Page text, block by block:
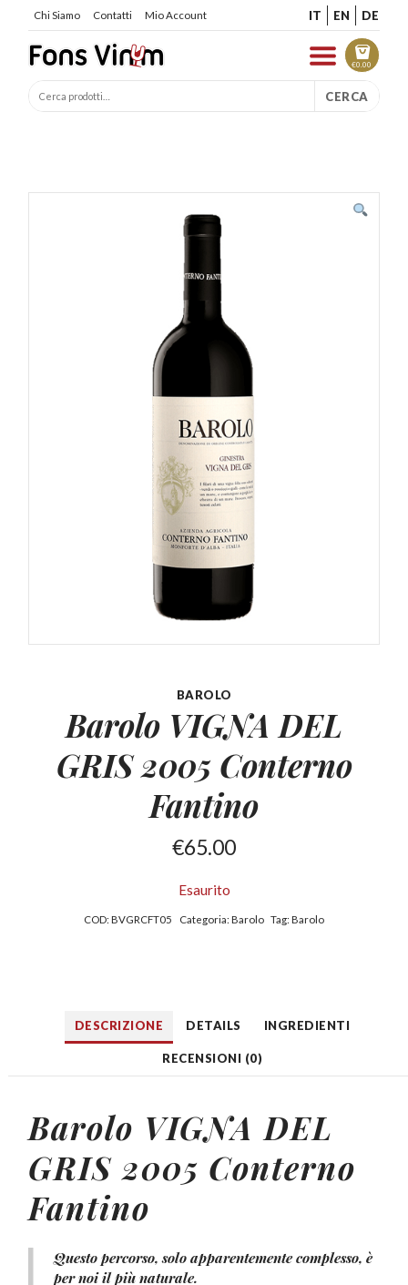
Chi Siamo Contatti Mio Account IT EN DE
€0.00
CERCA
BAROLO
Barolo VIGNA DEL
GRIS2005 Conterno
Fantino
€65.00
Esaurito
COD: BVGRCFT05 Categoria: Barolo Tag: Barolo
DESCRIZIONE DETAILS INGREDIENTI
RECENSIONI (0)
Barolo VIGNA DEL
GRIS 2005 Conterno
Fantino
Questo percorso, solo apparentemente complesso, è
per noi il più naturale.